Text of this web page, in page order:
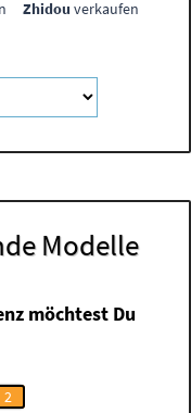
Zhidou verkaufen
Modelle
möchtest Du
2